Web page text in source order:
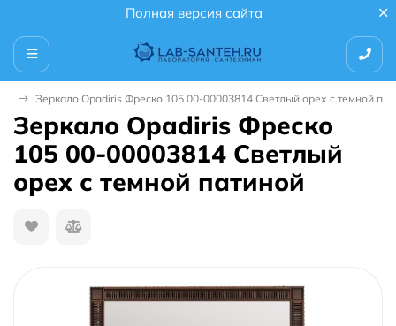
Полная версия сайта
Зеркало Opadiris Фреско 105 00-00003814 Светлый орех с темной
Зеркало Opadiris Фреско
105 00-00003814 Светлый
орех с темной патиной